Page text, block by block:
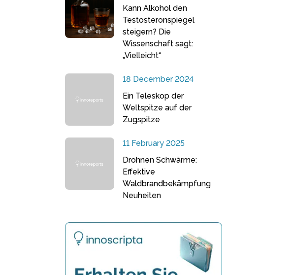
Kann Alkohol den
Testosteronspiegel
steigern? Die
Wissenschaft sagt:
„Vielleicht“
18 December 2024
Ein Teleskop der
Weltspitze auf der
Zugspitze
11 February 2025
Drohnen Schwärme:
Effektive
Waldbrandbekämpfung
Neuheiten